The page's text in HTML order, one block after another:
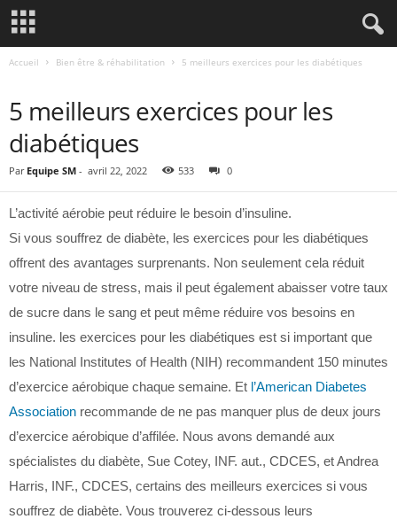
Accueil Bien être & réhabilitation 5 meilleurs exercices pour les diabétiques
5 meilleurs exercices pour les
diabétiques
Par Equipe SM - avril 22, 2022 533 0
L’activité aérobie peut réduire le besoin d’insuline.
Si vous souffrez de diabète, les exercices pour les diabétiques
offrent des avantages surprenants. Non seulement cela réduit
votre niveau de stress, mais il peut également abaisser votre taux
de sucre dans le sang et peut même réduire vos besoins en
insuline. les exercices pour les diabétiques est si important que
les National Institutes of Health (NIH) recommandent 150 minutes
d’exercice aérobique chaque semaine. Et l’American Diabetes
Association recommande de ne pas manquer plus de deux jours
d’exercice aérobique d’affilée. Nous avons demandé aux
spécialistes du diabète, Sue Cotey, INF. aut., CDCES, et Andrea
Harris, INF., CDCES, certains des meilleurs exercices si vous
souffrez de diabète. Vous trouverez ci-dessous leurs